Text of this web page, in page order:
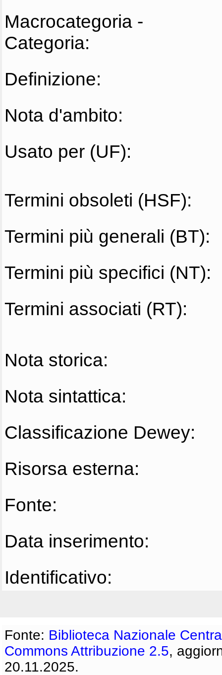
Macrocategoria -
Categoria:
Definizione:
Nota d'ambito:
Usato per (UF):
Termini obsoleti (HSF):
Termini più generali (BT):
Termini più specifici (NT):
Termini associati (RT):
Nota storica:
Nota sintattica:
Classificazione Dewey:
Risorsa esterna:
Fonte:
Data inserimento:
Identificativo:
Fonte: Biblioteca Nazionale
Commons Attribuzione 2.5,
20.11.2025.